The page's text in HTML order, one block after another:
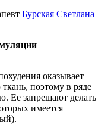
Бурская Светлана
оказывает
поэтому в ряде
Ее запрещают делать
имеется